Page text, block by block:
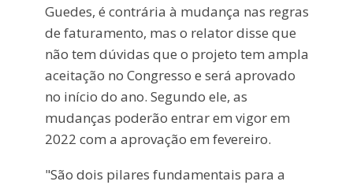
Guedes, é contrária à mudança nas regras
de faturamento, mas o relator disse que
não tem dúvidas que o projeto tem ampla
aceitação no Congresso e será aprovado
no início do ano. Segundo ele, as
mudanças poderão entrar em vigor em
2022 com a aprovação em fevereiro.
"São dois pilares fundamentais para a